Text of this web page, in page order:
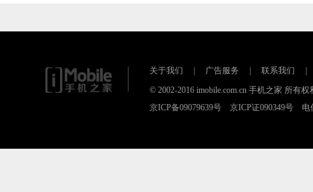
关于我们 广告服务 联系我们
© 2002-2016 imobile.com.cn 手机之家 所有
京ICP备09079639号 京ICP证090349号 电